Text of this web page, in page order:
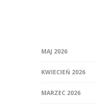
MAJ 2026
KWIECIEŃ 2026
MARZEC 2026